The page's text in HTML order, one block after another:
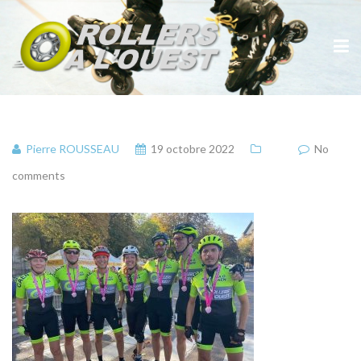
Pierre ROUSSEAU 19 octobre 2022
No
comments